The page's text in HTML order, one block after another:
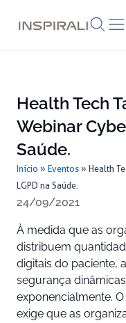
Health Tech
Webinar
Saúde.
Início » Eventos » Health
LGPD na Saúde.
24/09/2021
À medida que as
distribuem
digitais do paciente,
segurança
exponencialmente.
exige que as